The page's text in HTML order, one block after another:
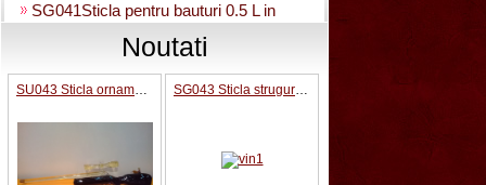
SG041Sticla pentru bauturi 0.5 L in
interior strugure
SG040 Sticla artistica in interior strugure
umpluta 0.35 L
SG030 Sticla artistica Amfora
SG039 Sticla artistica in interior para
SG025 Sticla carte vizita 0.35 L
Noutati
SU043 Sticla ornamentala Pusca cu binoclu SG043 Sticla strugure pe talpa cu robinet 0.5 L